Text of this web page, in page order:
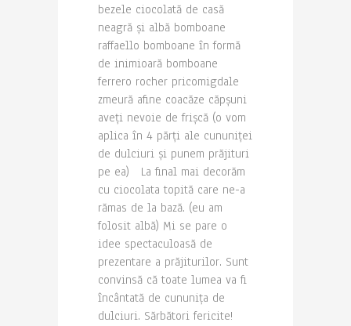
bezele ciocolată de casă
neagră și albă bomboane
raffaello bomboane în formă
de inimioară bomboane
ferrero rocher pricomigdale
zmeură afine coacăze căpșuni
aveți nevoie de frișcă (o vom
aplica în 4 părți ale cununiței
de dulciuri și punem prăjituri
pe ea) La final mai decorăm
cu ciocolata topită care ne-a
rămas de la bază. (eu am
folosit albă) Mi se pare o
idee spectaculoasă de
prezentare a prăjiturilor. Sunt
convinsă că toate lumea va fi
încântată de cununița de
dulciuri. Sărbători fericite!